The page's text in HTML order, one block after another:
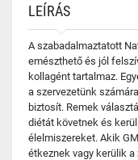
LEÍRÁS
A szabadalmaztatott
emészthető és jól
kollagént tartalmaz.
a szervezetünk
biztosít. Remek
diétát követnek és
élelmiszereket. Akik
étkeznek vagy kerülik